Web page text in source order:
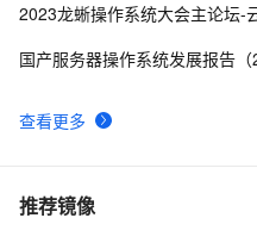
查看更多
2023龙蜥操作系统大会主论坛-
国产服务器操作系统发展报告（
推荐镜像